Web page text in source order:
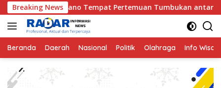
Langsung
ke
konten
Breaking News
Tempat Pertemuan Tumbukan antara Lempeng Indo-
Beranda Daerah Nasional Politik Olahraga Info